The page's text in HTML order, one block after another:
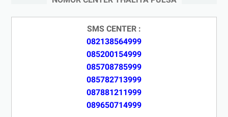
SMS CENTER :
082138564999
085200154999
085708785999
085782713999
087881211999
089650714999